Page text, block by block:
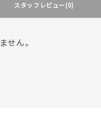
スタッフレビュー(0)
せん。